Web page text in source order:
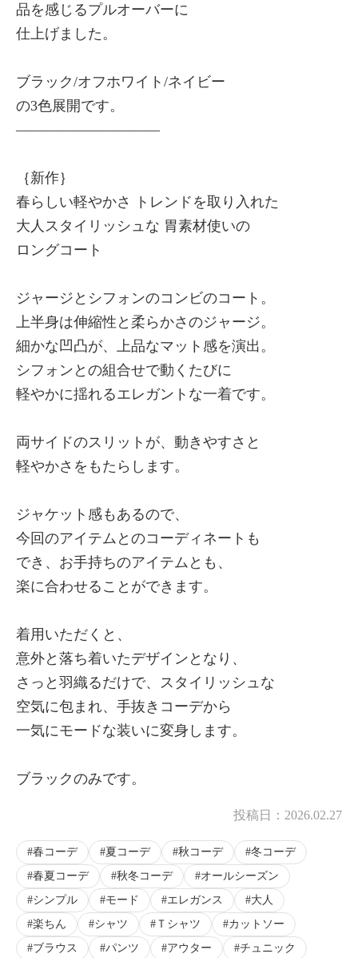
品を感じるプルオーバーに
仕上げました。
ブラック/オフホワイト/ネイビー
の3色展開です。
——————————
｛新作｝
春らしい軽やかさ トレンドを取り入れた
大人スタイリッシュな 胃素材使いの
ロングコート
ジャージとシフォンのコンビのコート。
上半身は伸縮性と柔らかさのジャージ。
細かな凹凸が、上品なマット感を演出。
シフォンとの組合せで動くたびに
軽やかに揺れるエレガントな一着です。
両サイドのスリットが、動きやすさと
軽やかさをもたらします。
ジャケット感もあるので、
今回のアイテムとのコーディネートも
でき、お手持ちのアイテムとも、
楽に合わせることができます。
着用いただくと、
意外と落ち着いたデザインとなり、
さっと羽織るだけで、スタイリッシュな
空気に包まれ、手抜きコーデから
一気にモードな装いに変身します。
ブラックのみです。
投稿日： 2026.02.27
春コーデ 夏コーデ 秋コーデ
冬コーデ
春夏コーデ
秋冬コーデ
オールシーズン
シンプル
モード エレガンス
大人
楽ちん
シャツ Ｔシャツ
カットソー
ブラウス
パンツ アウター チュニック